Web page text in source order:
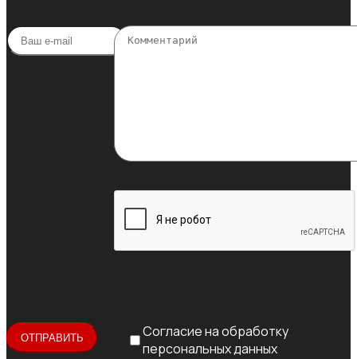
Согласие на обработку
персональных данных